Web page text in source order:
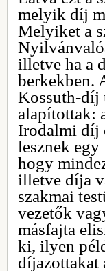
melyik díj
Melyiket a
illetve ha a
berkekben.
Kossuth-díj
alapítottak:
Irodalmi díj
lesznek
hogy
illetve díja
szakmai
vezetők
másfajta
ki, ilyen
díjazottakat